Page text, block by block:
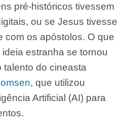
pré-históricos tivessem
ou se Jesus tivesse
com os apóstolos. O que
estranha se tornou
talento do cineasta
, que utilizou
Artificial (AI) para